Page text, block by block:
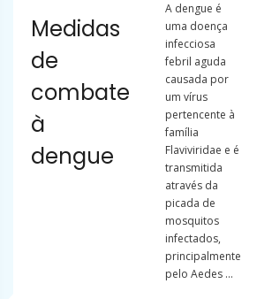
Medidas
de
combate
à
dengue
A dengue é
uma doença
infecciosa
febril aguda
causada por
um vírus
pertencente à
família
Flaviviridae e é
transmitida
através da
picada de
mosquitos
infectados,
principalmente
pelo Aedes ...